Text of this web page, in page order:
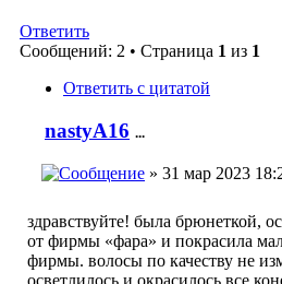
Ответить
Сообщений: 2 • Страница 1 из 1
Ответить с цитатой
nastyA16 ...
» 31 мар 2023
здравствуйте! была брюнеткой,
от фирмы «фара» и покрасила
фирмы. волосы по качеству не
осветлилось и окрасилось все